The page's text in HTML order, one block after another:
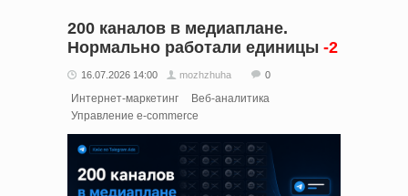
200 каналов в медиаплане.
Нормально работали единицы -2
16.07.2026 14:00 mozhzhuha 0
Интернет-маркетинг
Веб-аналитика
Управление e-commerce